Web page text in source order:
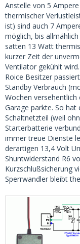
Anstelle von 5
thermischer
ist) sind auch 7
möglich, bis
satten 13 Watt
kurzer Zeit der
Ventilator gekühlt
Roice Besitzer
Standby Verbrauch
Wochen
Garage parkte. So hat
Schaltnetzteil (weil
Starterbatterie
immer treue Dienste
derartigen 13,4 Volt
Shuntwiderstand R6
Kurzschlußsicherung
Sperrwandler bleibt